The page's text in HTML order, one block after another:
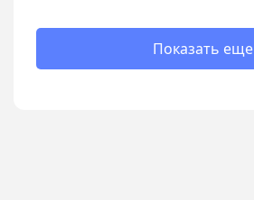
Показать еще